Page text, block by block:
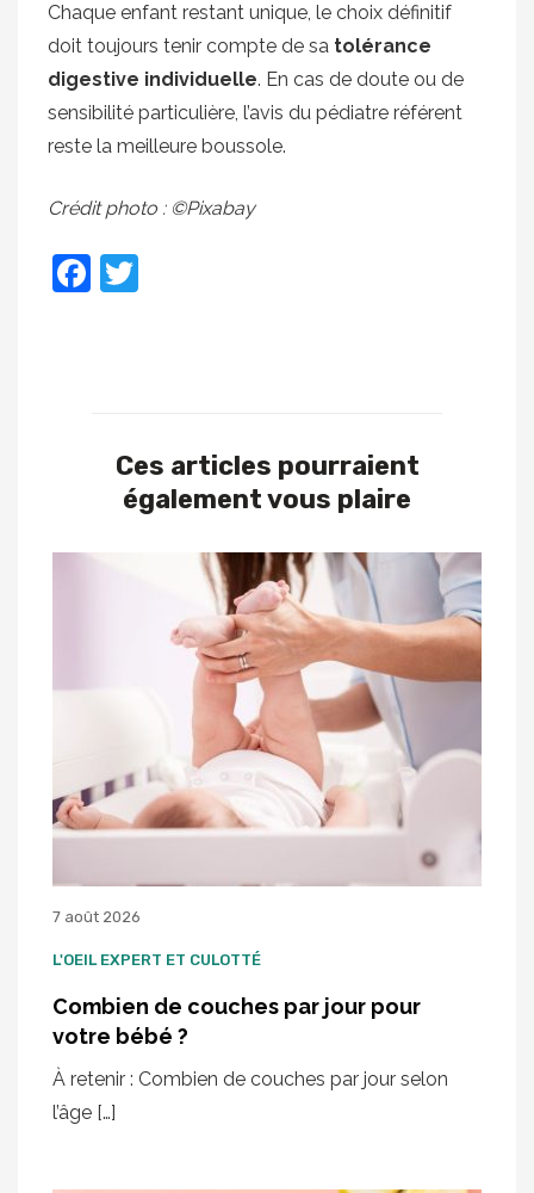
Chaque enfant restant unique, le choix définitif
doit toujours tenir compte de sa tolérance
digestive individuelle. En cas de doute ou de
sensibilité particulière, l’avis du pédiatre référent
reste la meilleure boussole.
Crédit photo : ©Pixabay
Facebook
Ces articles pourraient
également vous plaire
7 août 2026
L'OEIL EXPERT ET CULOTTÉ
Combien de couches par jour pour
votre bébé ?
À retenir : Combien de couches par jour selon
l’âge […]